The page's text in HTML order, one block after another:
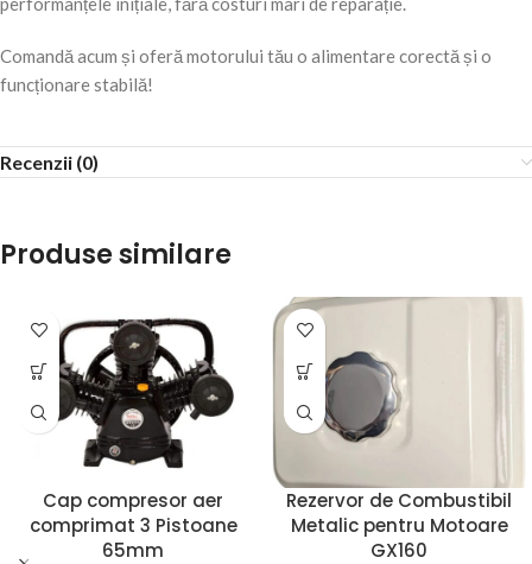
Comandă acum și oferă motorului tău o alimentare corectă și o
funcționare stabilă!
Recenzii (0)
Produse similare
Cap compresor aer
comprimat 3 Pistoane
65mm
Rezervor de Combustibil
Metalic pentru Motoare
GX160